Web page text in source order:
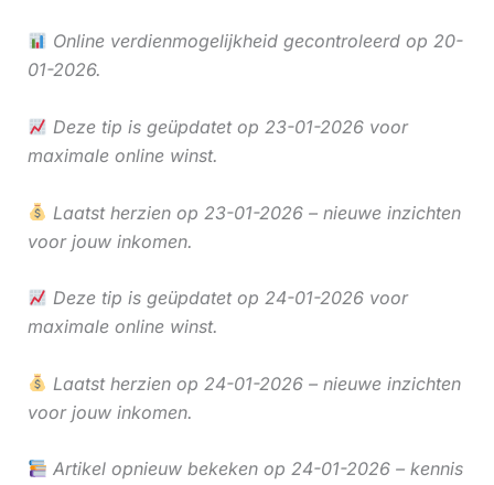
Online verdienmogelijkheid gecontroleerd op 20-
01-2026.
Deze tip is geüpdatet op 23-01-2026 voor
maximale online winst.
Laatst herzien op 23-01-2026 – nieuwe inzichten
voor jouw inkomen.
Deze tip is geüpdatet op 24-01-2026 voor
maximale online winst.
Laatst herzien op 24-01-2026 – nieuwe inzichten
voor jouw inkomen.
Artikel opnieuw bekeken op 24-01-2026 – kennis